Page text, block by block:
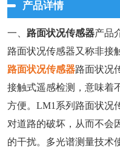
产品详情
一、 路面状况传感器产品
路面状况传感器又称非接
路面状况传感器路面状况
接触式遥感检测，意味着
方便。LM1系列路面状况
对道路的破坏，从而不会
的干扰。多光谱测量技术